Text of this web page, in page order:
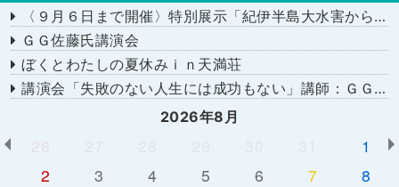
〈９月６日まで開催〉特別展示「紀伊半島大水害から１５年－あの日を忘れない－」
ＧＧ佐藤氏講演会
ぼくとわたしの夏休みｉｎ天満荘
講演会「失敗のない人生には成功もない」講師：ＧＧ佐藤さん
2026年8月
26
1
2
3 4 5 6 7
8